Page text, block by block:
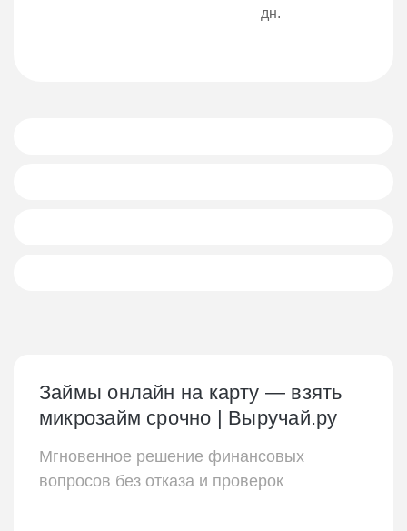
дн.
Займы онлайн на карту — взять
микрозайм срочно | Выручай.ру
Мгновенное решение финансовых
вопросов без отказа и проверок